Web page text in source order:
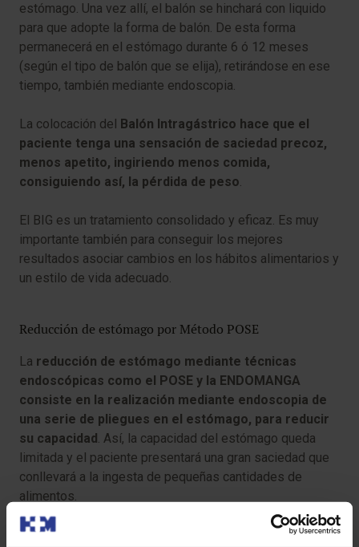
estómago. Una vez allí, el balón se hinchará con liquido
para que adopte la forma de balón. De esta forma
permanecerá en el estómago durante 6 ó 12 meses
(según el tipo de balón que se elija), retirándose en ese
tiempo, también mediante endoscopia.
La colocación del Balón Intragástrico hace que el
paciente tenga una sensación de saciedad precoz,
menos apetito, ingiriendo menos comida,
consiguiendo así, la pérdida de peso.
El BIG es un tratamiento consolidado y eficaz. Es muy
importante también para conseguir los mejores
resultados asociar cambios en los hábitos alimentarios y
un estilo de vida adecuado.
Reducción de estómago por Método POSE
La reducción de estómago mediante técnicas
endoscópicas como el POSE y la ENDOMANGA
consiste en la realización mediante endoscopia de
una serie de pliegues en el estómago, para reducir
su capacidad. Así, la capacidad del estómago queda
limitada y el paciente presentará una gran saciedad que
conllevará a la ingesta de pequeñas cantidades de
alimentos.
Es una técnica endoscópica que ofrece importantes